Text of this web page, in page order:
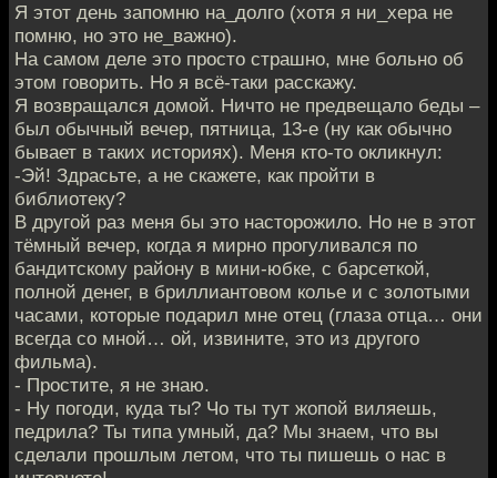
Я этот день запомню на_долго (хотя я ни_хера не
помню, но это не_важно).
На самом деле это просто страшно, мне больно об
этом говорить. Но я всё-таки расскажу.
Я возвращался домой. Ничто не предвещало беды –
был обычный вечер, пятница, 13-е (ну как обычно
бывает в таких историях). Меня кто-то окликнул:
-Эй! Здрасьте, а не скажете, как пройти в
библиотеку?
В другой раз меня бы это насторожило. Но не в этот
тёмный вечер, когда я мирно прогуливался по
бандитскому району в мини-юбке, с барсеткой,
полной денег, в бриллиантовом колье и с золотыми
часами, которые подарил мне отец (глаза отца… они
всегда со мной… ой, извините, это из другого
фильма).
- Простите, я не знаю.
- Ну погоди, куда ты? Чо ты тут жопой виляешь,
педрила? Ты типа умный, да? Мы знаем, что вы
сделали прошлым летом, что ты пишешь о нас в